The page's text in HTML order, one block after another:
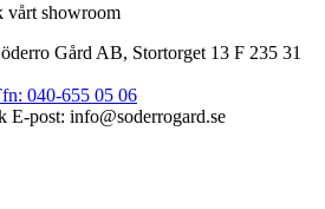
vårt showroom
Gård AB, Stortorget 13 F 235 31
040-655 05 06
E-post: info@soderrogard.se